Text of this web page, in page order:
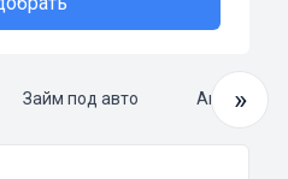
Займ под авто »